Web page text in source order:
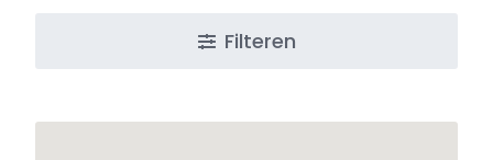
Filteren